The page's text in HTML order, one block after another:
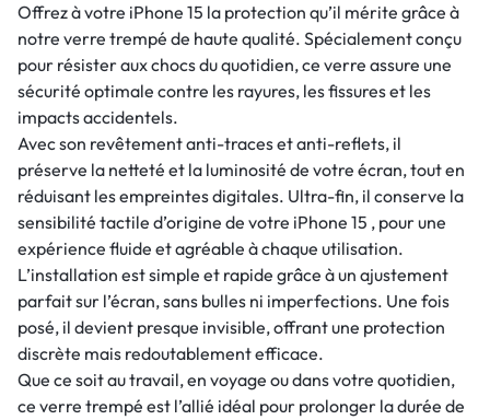
Offrez à votre iPhone 15 la protection qu’il mérite grâce à
notre verre trempé de haute qualité. Spécialement conçu
pour résister aux chocs du quotidien, ce verre assure une
sécurité optimale contre les rayures, les fissures et les
impacts accidentels.
Avec son revêtement anti-traces et anti-reflets, il
préserve la netteté et la luminosité de votre écran, tout en
réduisant les empreintes digitales. Ultra-fin, il conserve la
sensibilité tactile d’origine de votre iPhone 15 , pour une
expérience fluide et agréable à chaque utilisation.
L’installation est simple et rapide grâce à un ajustement
parfait sur l’écran, sans bulles ni imperfections. Une fois
posé, il devient presque invisible, offrant une protection
discrète mais redoutablement efficace.
Que ce soit au travail, en voyage ou dans votre quotidien,
ce verre trempé est l’allié idéal pour prolonger la durée de